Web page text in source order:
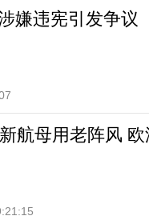
嫌违宪引发争议
航母用老阵风